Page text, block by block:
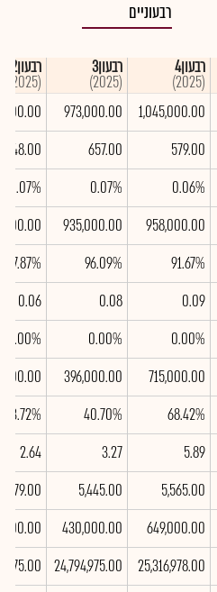
רבעוניים
רבעון4
(2025)
רבעון3
(2025)
רבעון2
(2025)
1,045,000.00
973,000.00
579.00
657.00
648.00
0.06%
0.07%
0.07%
958,000.00
935,000.00
91.67%
96.09%
77.87%
0.09
0.08
0.06
0.00%
0.00%
0.00%
715,000.00
396,000.00
68.42%
40.70%
33.72%
5.89
3.27
2.64
5,565.00
5,445.00
4,979.00
649,000.00
430,000.00
25,316,978.00
24,794,975.00